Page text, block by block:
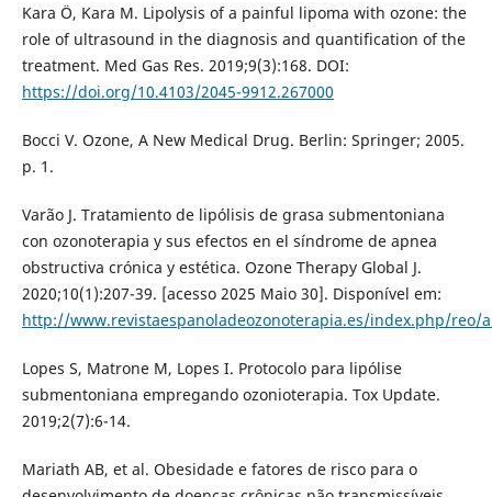
Kara Ö, Kara M. Lipolysis of a painful lipoma with ozone: the
role of ultrasound in the diagnosis and quantification of the
treatment. Med Gas Res. 2019;9(3):168. DOI:
https://doi.org/10.4103/2045-9912.267000
Bocci V. Ozone, A New Medical Drug. Berlin: Springer; 2005.
p. 1.
Varão J. Tratamiento de lipólisis de grasa submentoniana
con ozonoterapia y sus efectos en el síndrome de apnea
obstructiva crónica y estética. Ozone Therapy Global J.
2020;10(1):207-39. [acesso 2025 Maio 30]. Disponível em:
http://www.revistaespanoladeozonoterapia.es/index.php/reo/
Lopes S, Matrone M, Lopes I. Protocolo para lipólise
submentoniana empregando ozonioterapia. Tox Update.
2019;2(7):6-14.
Mariath AB, et al. Obesidade e fatores de risco para o